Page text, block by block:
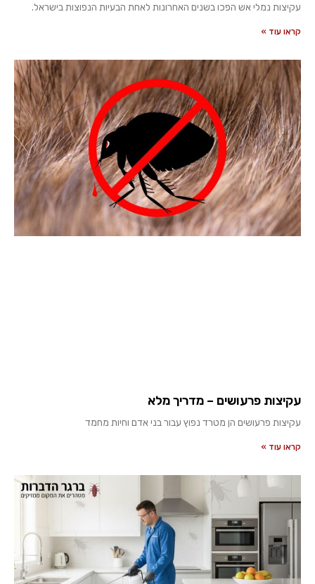
עקיצות נמלי אש הפכו בשנים האחרונות לאחת הבעיות הנפוצות בישראל.
קראו עוד »
עקיצות פרעושים – מדריך מלא
עקיצות פרעושים הן מטרד נפוץ עבור בני אדם וחיות מחמד
קראו עוד »